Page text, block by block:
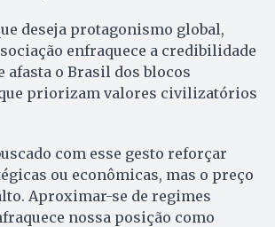
deseja protagonismo global,
enfraquece a credibilidade
afasta o Brasil dos blocos
priorizam valores civilizatórios
com esse gesto reforçar
ou econômicas, mas o preço
Aproximar-se de regimes
nossa posição como